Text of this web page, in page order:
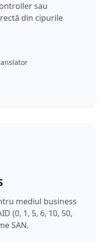
sau
din cipurile
mediul business
(0, 1, 5, 6, 10, 50,
SAN.